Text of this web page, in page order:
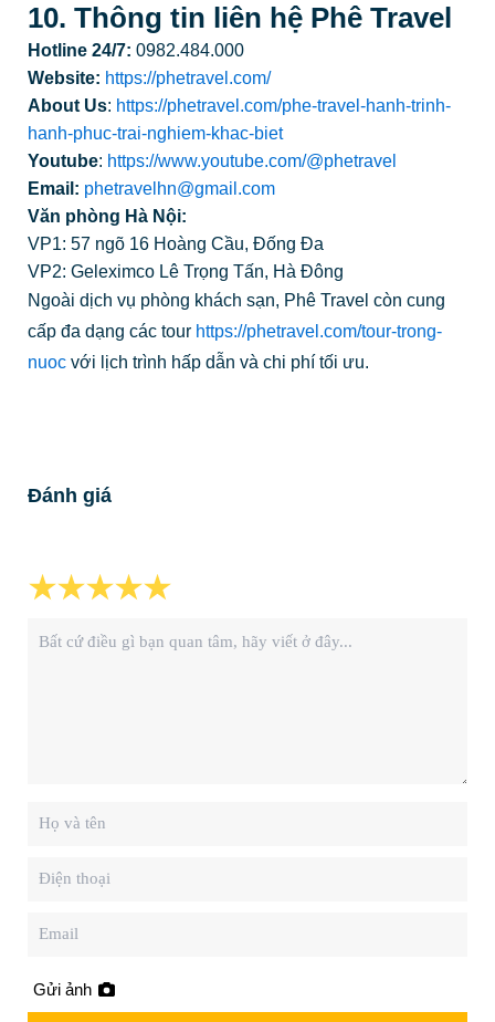
10. Thông tin liên hệ Phê Travel
Hotline 24/7: 0982.484.000
Website: https://phetravel.com/
About Us: https://phetravel.com/phe-travel-hanh-trinh-
hanh-phuc-trai-nghiem-khac-biet
Youtube: https://www.youtube.com/@phetravel
Email: phetravelhn@gmail.com
Văn phòng Hà Nội:
VP1: 57 ngõ 16 Hoàng Cầu, Đống Đa
VP2: Geleximco Lê Trọng Tấn, Hà Đông
Ngoài dịch vụ phòng khách sạn, Phê Travel còn cung
cấp đa dạng các tour https://phetravel.com/tour-trong-
nuocvới lịch trình hấp dẫn và chi phí tối ưu.
Đánh giá
Gửi ảnh